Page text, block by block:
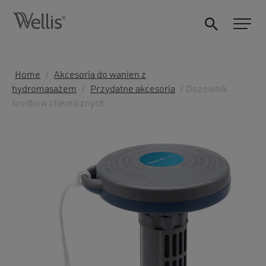
Home /
Akcesoria do wanien z
hydromasażem
/ Przydatne akcesoria
/ Dozownik
środków chemicznych